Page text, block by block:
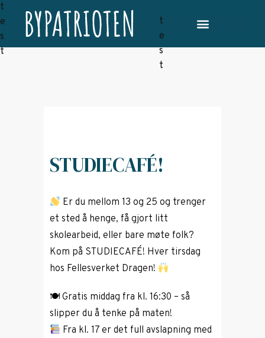
STUDIECAFÉ!
Er du mellom 13 og 25 og trenger
et sted å henge, få gjort litt
skolearbeid, eller bare møte folk?
Kom på STUDIECAFÉ! Hver tirsdag
hos Fellesverket Dragen!
🍽 Gratis middag fra kl. 16:30 – så
slipper du å tenke på maten!
Fra kl. 17 er det full avslapning med